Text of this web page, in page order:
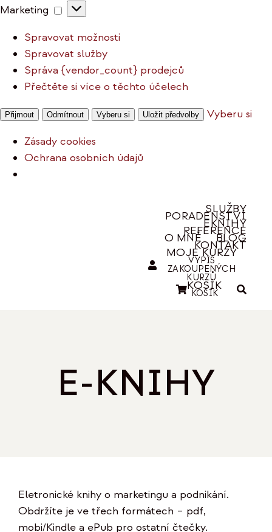
Marketing
Marketing
Spravovat možnosti
Spravovat služby
Správa {vendor_count} prodejců
Přečtěte si více o těchto účelech
Přijmout Odmítnout Vyberu si Uložit předvolby
Vyberu si
Zásady cookies
Ochrana osobních údajů
SLUŽBY
PORADENSTVÍ
EKNIHY
REFERENCE
O MNĚ BLOG
KONTAKT
MOJE KURZY
VÝPIS
ZAKOUPENÝCH
KURZŮ
KOŠÍK
KOŠÍK
E-KNIHY
Eletronické knihy o marketingu a podnikání.
Obdržíte je ve třech formátech – pdf,
mobi/Kindle a ePub pro ostatní čtečky.